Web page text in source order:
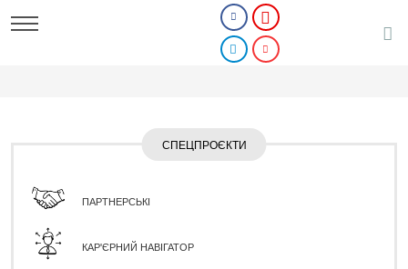
СПЕЦПРОЄКТИ
ПАРТНЕРСЬКІ
КАР'ЄРНИЙ НАВІГАТОР